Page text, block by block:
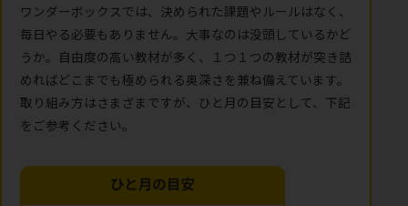
ワンダーボックスでは、決められた課題やルールはなく、
毎日やる必要もありません。大事なのは没頭しているかど
うか。自由度の高い教材が多く、１つ１つの教材が突き詰
めればどこまでも極められる奥深さを兼ね備えています。
取り組み方はさまざまですが、ひと月の目安として、下記
をご参考ください。